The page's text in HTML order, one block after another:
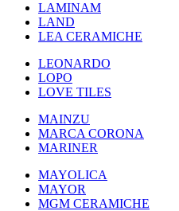
LAMINAM
LAND
LEA CERAMICHE
LEONARDO
LOPO
LOVE TILES
MAINZU
MARCA CORONA
MARINER
MAYOLICA
MAYOR
MGM CERAMICHE